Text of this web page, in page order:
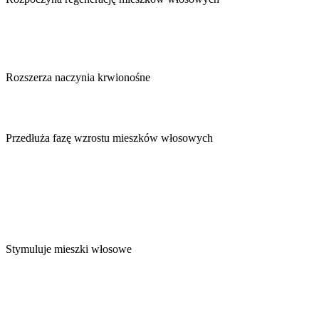
Rozszerza naczynia krwionośne
Przedłuża fazę wzrostu mieszków włosowych
Stymuluje mieszki włosowe